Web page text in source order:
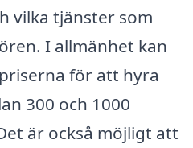
vilka tjänster som
I allmänhet kan
för att hyra
300 och 1000
är också möjligt att